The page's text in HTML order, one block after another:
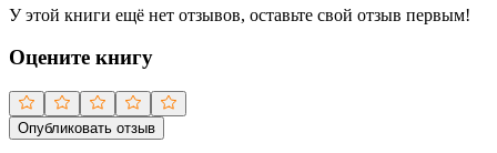
У этой книги ещё нет отзывов, оставьте свой отзыв первым!
Оцените книгу
Опубликовать отзыв